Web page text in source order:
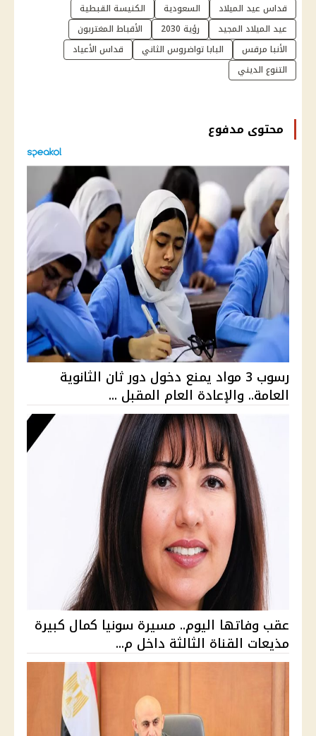
قداس عيد الميلاد السعودية
الكنيسة القبطية
عيد الميلاد المجيد
رؤية 2030
الأقباط المغتربون
الأنبا مرقس
البابا تواضروس الثاني
قداس الأعياد
التنوع الديني
محتوى مدفوع
رسوب 3 مواد يمنع دخول دور ثان الثانوية
العامة.. والإعادة العام المقبل ...
عقب وفاتها اليوم.. مسيرة سونيا كمال كبيرة
مذيعات القناة الثالثة داخل م...